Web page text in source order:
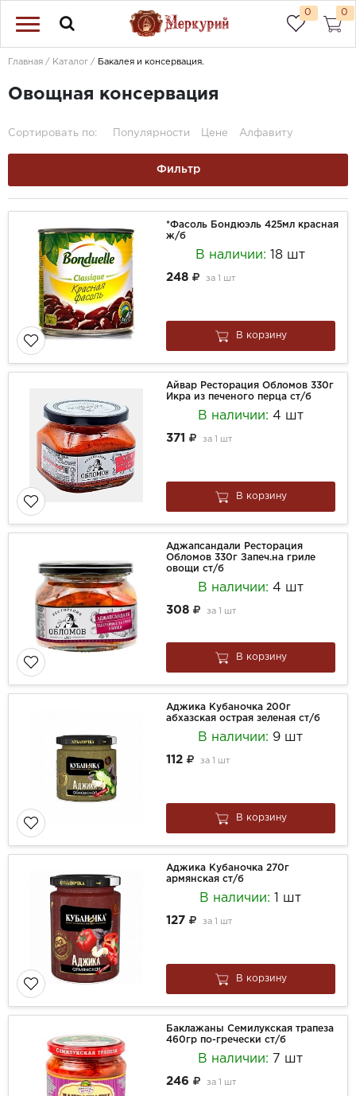
0 0
Главная Каталог Бакалея и консервация.
Овощная консервация
Сортировать по: Популярности Цене Алфавиту
Фильтр
*Фасоль Бондюэль 425мл красная
ж/б
В наличии: 18 шт
248 за 1 шт
В корзину
Айвар Ресторация Обломов 330г
Икра из печеного перца ст/б
В наличии: 4 шт
371 за 1 шт
В корзину
Аджапсандали Ресторация
Обломов 330г Запеч.на гриле
овощи ст/б
В наличии: 4 шт
308 за 1 шт
В корзину
Аджика Кубаночка 200г
абхазская острая зеленая ст/б
В наличии: 9 шт
112 за 1 шт
В корзину
Аджика Кубаночка 270г
армянская ст/б
В наличии: 1 шт
127 за 1 шт
В корзину
Баклажаны Семилукская трапеза
460гр по-гречески ст/б
В наличии: 7 шт
246 за 1 шт